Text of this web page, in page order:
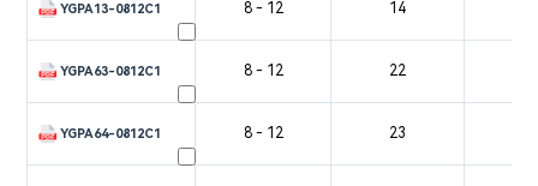
YGPA13-0812C1 8 - 12 14
YGPA63-0812C1 8 - 12 22
YGPA64-0812C1 8 - 12 23